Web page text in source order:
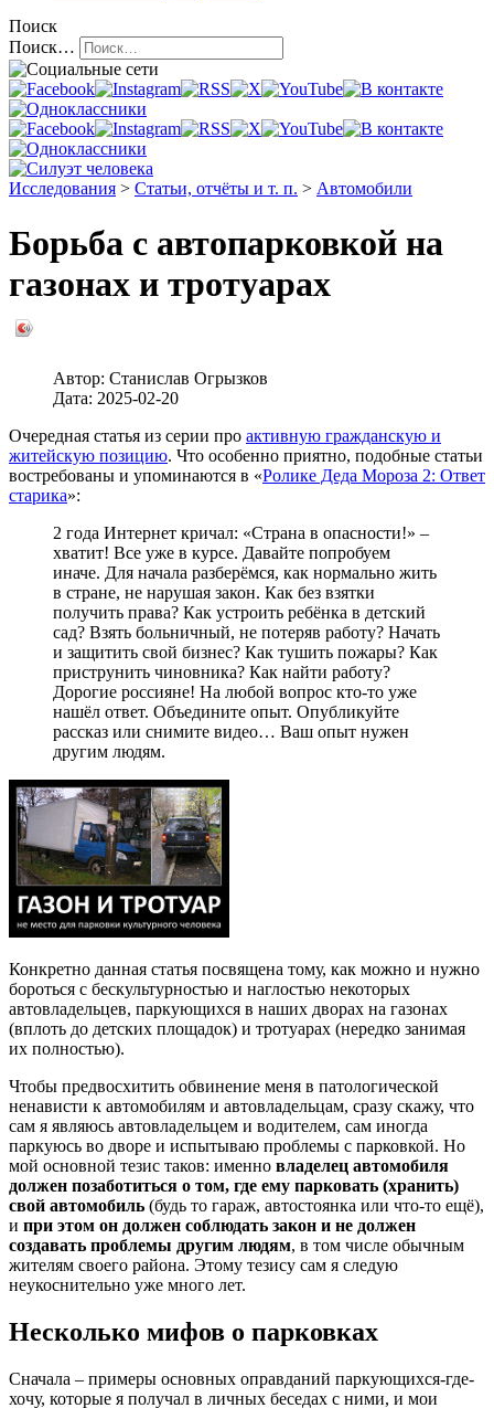
Поиск
Поиск…
Исследования > Статьи, отчёты и т. п. > Автомобили
Борьба с автопарковкой на
газонах и тротуарах
Автор: Станислав Огрызков
Дата: 2025-02-20
Очередная статья из серии про активную гражданскую и
житейскую позицию. Что особенно приятно, подобные статьи
востребованы и упоминаются в «Ролике Деда Мороза 2: Ответ
старика»:
2 года Интернет кричал: «Страна в опасности!» –
хватит! Все уже в курсе. Давайте попробуем
иначе. Для начала разберёмся, как нормально жить
в стране, не нарушая закон. Как без взятки
получить права? Как устроить ребёнка в детский
сад? Взять больничный, не потеряв работу? Начать
и защитить свой бизнес? Как тушить пожары? Как
приструнить чиновника? Как найти работу?
Дорогие россияне! На любой вопрос кто-то уже
нашёл ответ. Объедините опыт. Опубликуйте
рассказ или снимите видео… Ваш опыт нужен
другим людям.
Конкретно данная статья посвящена тому, как можно и нужно
бороться с бескультурностью и наглостью некоторых
автовладельцев, паркующихся в наших дворах на газонах
(вплоть до детских площадок) и тротуарах (нередко занимая
их полностью).
Чтобы предвосхитить обвинение меня в патологической
ненависти к автомобилям и автовладельцам, сразу скажу, что
сам я являюсь автовладельцем и водителем, сам иногда
паркуюсь во дворе и испытываю проблемы с парковкой. Но
мой основной тезис таков: именно владелец автомобиля
должен позаботиться о том, где ему парковать (хранить)
свой автомобиль (будь то гараж, автостоянка или что-то ещё),
и при этом он должен соблюдать закон и не должен
создавать проблемы другим людям, в том числе обычным
жителям своего района. Этому тезису сам я следую
неукоснительно уже много лет.
Несколько мифов о парковках
Сначала – примеры основных оправданий паркующихся-где-
хочу, которые я получал в личных беседах с ними, и мои